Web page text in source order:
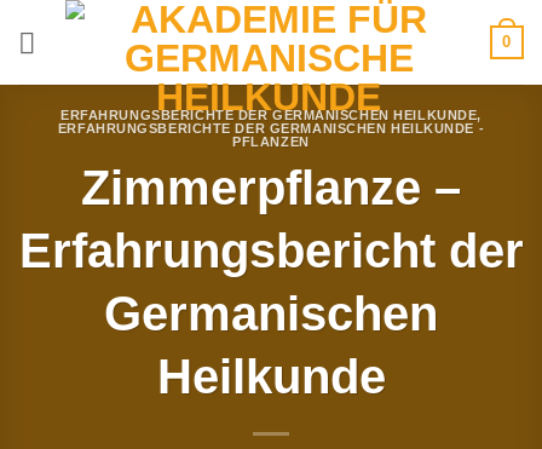
0
ERFAHRUNGSBERICHTE DER GERMANISCHEN HEILKUNDE,
ERFAHRUNGSBERICHTE DER GERMANISCHEN HEILKUNDE -
PFLANZEN
Zimmerpflanze –
Erfahrungsbericht der
Germanischen
Heilkunde